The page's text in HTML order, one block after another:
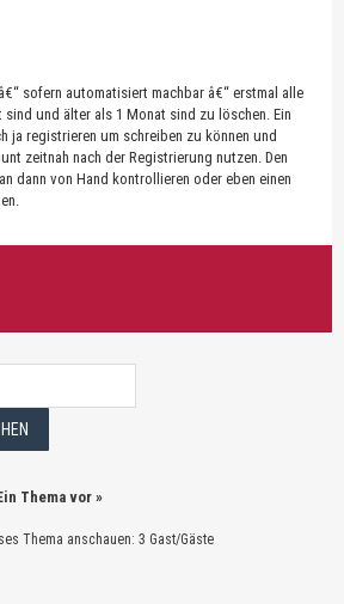
sofern automatisiert machbar â€“ erstmal alle
und älter als 1 Monat sind zu löschen. Ein
ja registrieren um schreiben zu können und
zeitnah nach der Registrierung nutzen. Den
dann von Hand kontrollieren oder eben einen
Thema vor »
Thema anschauen: 3 Gast/Gäste